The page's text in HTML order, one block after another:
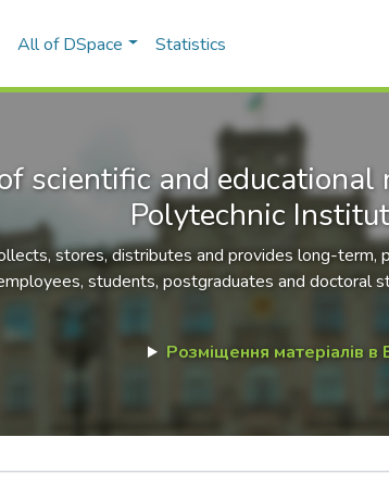
All of DSpace Statistics
scientific and
Polytechnic
stores, distributes and provides long-
students, postgraduates and doctoral
Розміщення матеріалів в